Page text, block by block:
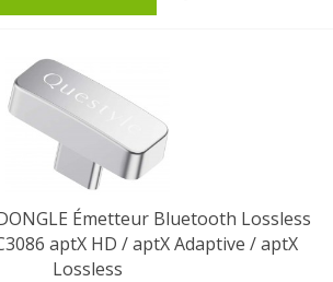
Émetteur Bluetooth Lossless
aptX HD / aptX Adaptive / aptX
Lossless